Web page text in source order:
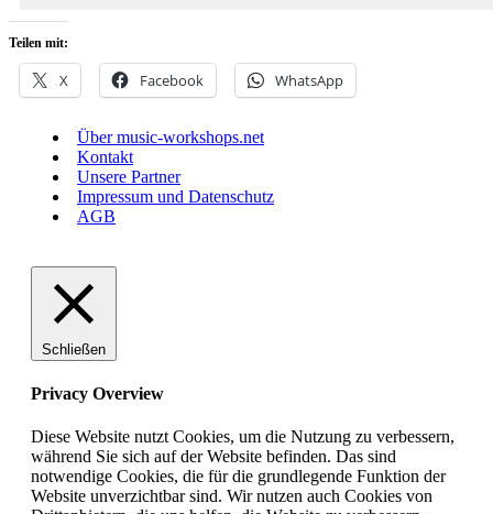
Teilen mit:
X Facebook WhatsApp
Über music-workshops.net
Kontakt
Unsere Partner
Impressum und Datenschutz
AGB
Schließen
Privacy Overview
Diese Website nutzt Cookies, um die Nutzung zu verbessern,
während Sie sich auf der Website befinden. Das sind
notwendige Cookies, die für die grundlegende Funktion der
Website unverzichtbar sind. Wir nutzen auch Cookies von